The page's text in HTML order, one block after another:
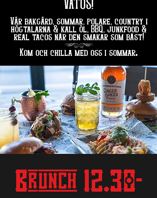
VATOS!
Vår bakgård, sommar, polare, country i
högtalarna & kall öl, BBQ, junkfood &
real tacos när den smakar som bäst!
hg
Kom och chilla med oss i sommar.
Brunch 12.30-